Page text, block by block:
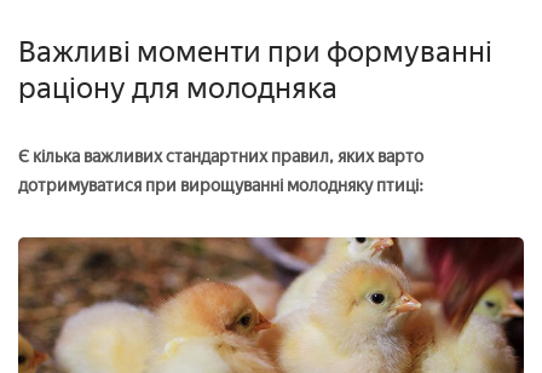
Важливі моменти при формуванні
раціону для молодняка
Є кілька важливих стандартних правил, яких варто
дотримуватися при вирощуванні молодняку птиці: